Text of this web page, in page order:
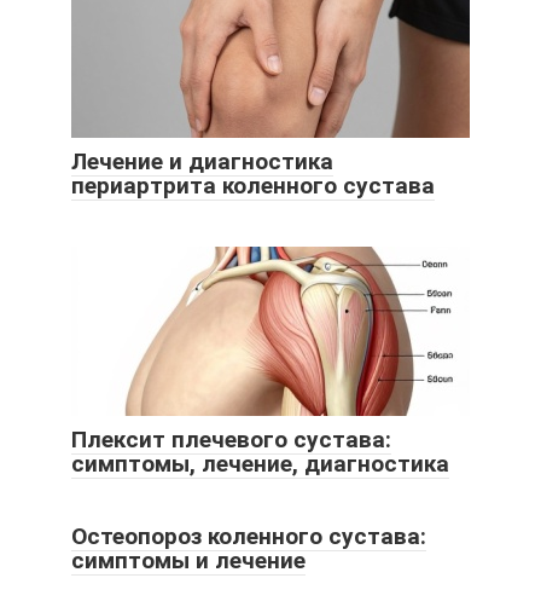
Лечение и диагностика
периартрита коленного сустава
Плексит плечевого сустава:
симптомы, лечение, диагностика
Остеопороз коленного сустава:
симптомы и лечение